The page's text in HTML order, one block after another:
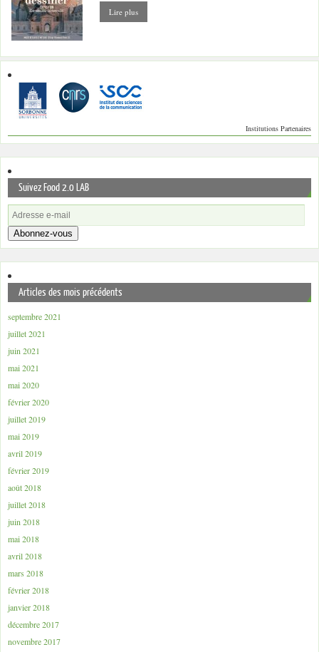
Lire plus
Institutions Partenaires
Suivez Food 2.0 LAB
Abonnez-vous
Articles des mois précédents
septembre 2021
juillet 2021
juin 2021
mai 2021
mai 2020
février 2020
juillet 2019
mai 2019
avril 2019
février 2019
août 2018
juillet 2018
juin 2018
mai 2018
avril 2018
mars 2018
février 2018
janvier 2018
décembre 2017
novembre 2017